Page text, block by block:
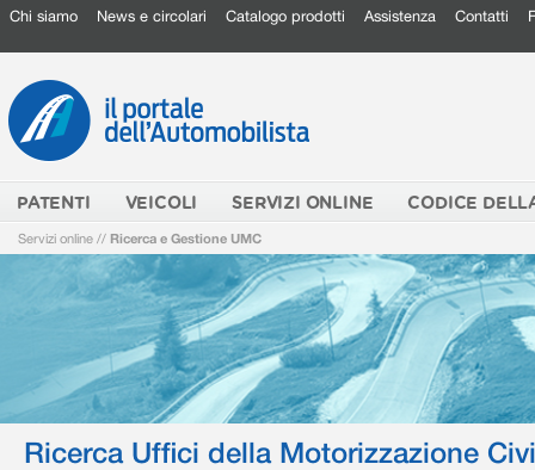
Chi siamo News e circolari Catalogo prodotti Assistenza Contatti
PATENTI VEICOLI SERVIZI ONLINE CODICE
Servizi online // Ricerca e Gestione UMC
Ricerca Uffici della Motorizzazione